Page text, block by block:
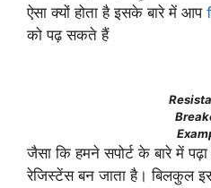
ऐसा क्यों होता है इसके बारे में आप
को पढ़ सकते हैं
जैसा कि हमने सपोर्ट के बारे में
रेजिस्टेंस बन जाता है। बिलकुल